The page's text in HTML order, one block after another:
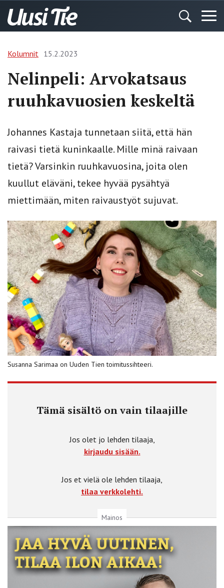
Kolumnit 15.2.2023
Nelinpeli: Arvokatsaus
ruuhkavuosien keskeltä
Johannes Kastaja tunnetaan siitä, että hän
raivasi tietä kuninkaalle. Mille minä raivaan
tietä? Varsinkin ruuhkavuosina, joita olen
kuullut eläväni, tekee hyvää pysähtyä
miettimään, miten raivaustyöt sujuvat.
Susanna Sarimaa on Uuden Tien toimitussihteeri.
Tämä sisältö on vain tilaajille
Jos olet jo lehden tilaaja,
kirjaudu sisään.
Jos et vielä ole lehden tilaaja,
tilaa verkkolehti.
Mainos